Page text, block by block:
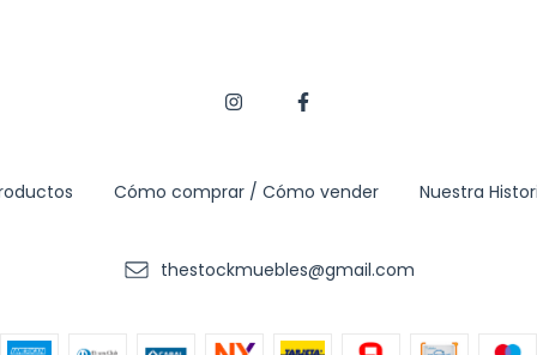
Cómo comprar / Cómo vender Nuestra
thestockmuebles@gmail.com